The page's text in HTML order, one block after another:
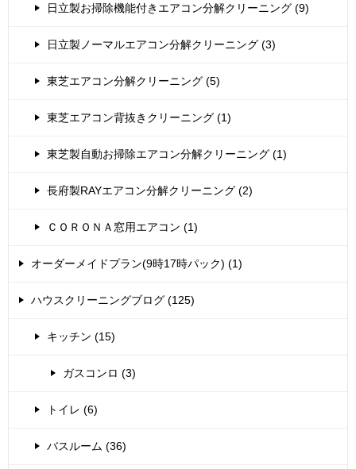
日立製お掃除機能付きエアコン分解クリーニング (9)
日立製ノーマルエアコン分解クリーニング (3)
東芝エアコン分解クリーニング (5)
東芝エアコン背抜きクリーニング (1)
東芝製自動お掃除エアコン分解クリーニング (1)
長府製RAYエアコン分解クリーニング (2)
ＣＯＲＯＮＡ窓用エアコン (1)
オーダーメイドプラン(9時17時パック) (1)
ハウスクリーニングブログ (125)
キッチン (15)
ガスコンロ (3)
トイレ (6)
バスルーム (36)